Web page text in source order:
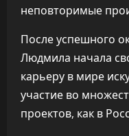
неповторимые
После успешного
Людмила начала
карьеру в мире
участие во
проектов, как в